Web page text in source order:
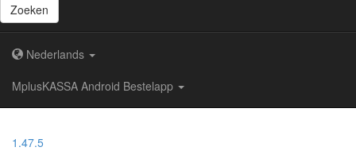
Zoeken
Nederlands
MplusKASSA Android Bestelapp
1.47.5